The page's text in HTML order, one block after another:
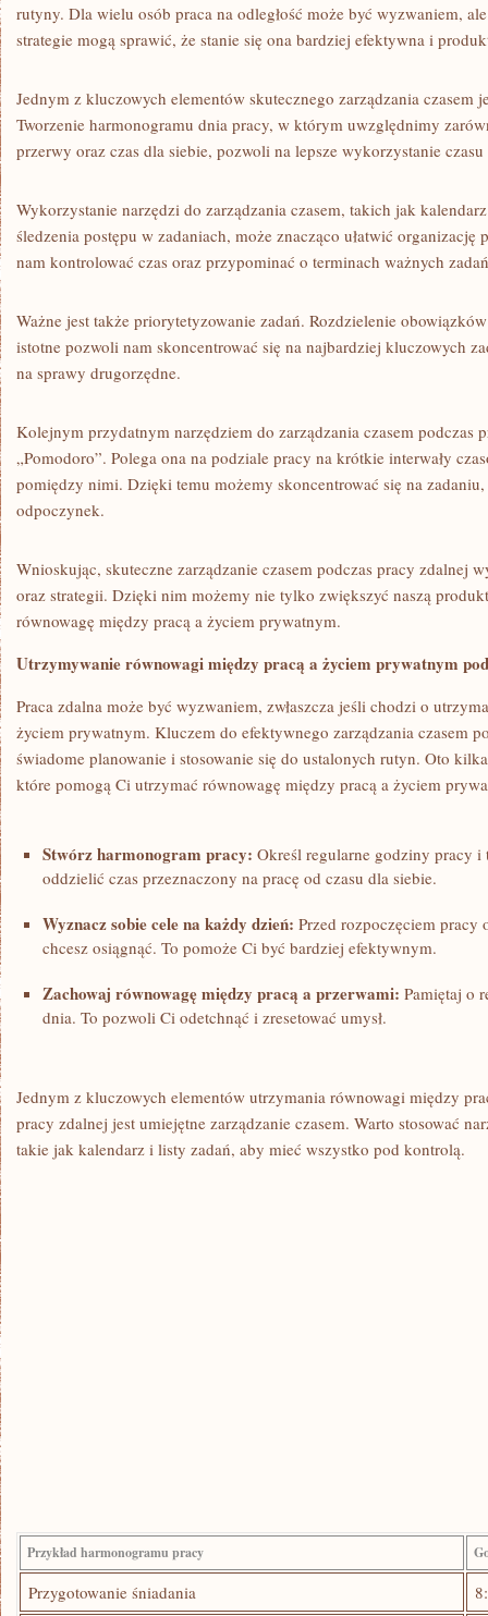
rutyny. Dla wielu osób praca na odległość może być wyzwaniem,
strategie ‍mogą sprawić, ⁤że stanie się ona bardziej efektywna i
Jednym​ z kluczowych elementów ⁤skutecznego zarządzania⁢ czasem
Tworzenie harmonogramu dnia pracy, w którym uwzględnimy
przerwy oraz czas dla siebie, pozwoli na lepsze wykorzystanie
Wykorzystanie narzędzi do zarządzania ⁤czasem, takich ⁣jak
śledzenia postępu w zadaniach,‌ może znacząco ułatwić organizację
nam kontrolować czas oraz przypominać o ‌terminach ważnych
Ważne jest także⁢ priorytetyzowanie zadań. Rozdzielenie
istotne pozwoli nam‌ skoncentrować się na najbardziej⁤ kluczowych‌
na sprawy drugorzędne.
Kolejnym przydatnym narzędziem do zarządzania ​czasem podczas⁢
„Pomodoro”.⁤ Polega ona na podziale pracy na krótkie interwały⁣
pomiędzy nimi. Dzięki ⁣temu możemy skoncentrować się na
odpoczynek.
Wnioskując, skuteczne zarządzanie czasem podczas⁤ pracy zdalnej
oraz​ strategii. ‌Dzięki nim możemy nie‌ tylko zwiększyć naszą
równowagę między pracą a życiem prywatnym.
Utrzymywanie równowagi między pracą a życiem prywatnym
Praca zdalna może być wyzwaniem,⁢ zwłaszcza jeśli chodzi o
życiem prywatnym. ​Kluczem do​ efektywnego zarządzania czasem
świadome‌ planowanie i⁤ stosowanie ‌się do ustalonych rutyn.⁣ Oto
które pomogą Ci utrzymać równowagę między pracą a życiem
Stwórz harmonogram pracy: ‌Określ regularne godziny pracy
oddzielić czas przeznaczony na pracę od czasu dla⁢ siebie.
Wyznacz sobie cele na każdy dzień: Przed ​rozpoczęciem pracy
⁢chcesz⁣ osiągnąć. To pomoże Ci być ‌bardziej efektywnym.
Zachowaj równowagę⁣ między pracą a przerwami: Pamiętaj o
‌dnia. To pozwoli Ci odetchnąć i zresetować umysł.
Jednym z kluczowych elementów utrzymania ‍równowagi między
pracy zdalnej‌ jest umiejętne⁣ zarządzanie czasem. Warto ⁢stosować
takie jak kalendarz i listy zadań, aby mieć ‌wszystko pod kontrolą.
Przykład harmonogramu pracy
Przygotowanie ⁣śniadania